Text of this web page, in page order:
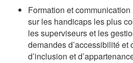
Formation et
sur les handicaps les plus
les superviseurs et les
demandes d’accessibilité et
d’inclusion et